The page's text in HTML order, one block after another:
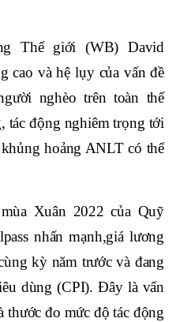
Thế giới (WB) David
cao và hệ lụy của vấn đề
nghèo trên toàn thế
tác động nghiêm trọng tới
hoảng ANLT có thể
Xuân 2022 của Quỹ
nhấn mạnh,giá lương
kỳ năm trước và đang
dùng (CPI). Đây là vấn
thước đo mức độ tác động